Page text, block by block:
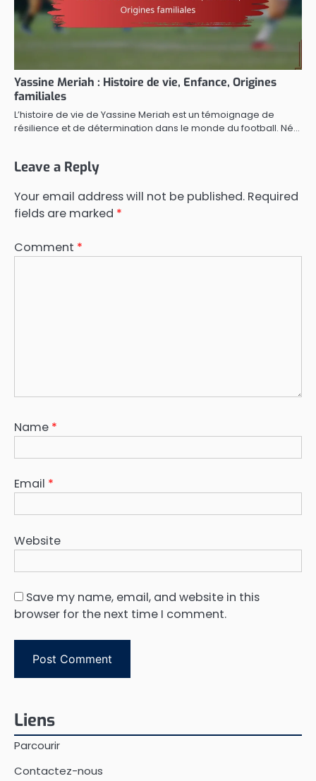
Yassine Meriah : Histoire de vie, Enfance, Origines
familiales
L’histoire de vie de Yassine Meriah est un témoignage de
résilience et de détermination dans le monde du football. Né…
Leave a Reply
Your email address will not be published. Required
fields are marked *
Comment *
Name *
Email *
Website
Save my name, email, and website in this
browser for the next time I comment.
Liens
Parcourir
Contactez-nous